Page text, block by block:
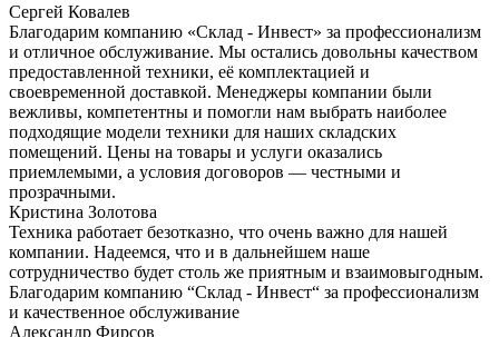
Сергей Ковалев
Благодарим компанию «Склад - Инвест» за профессионализм
и отличное обслуживание. Мы остались довольны качеством
предоставленной техники, её комплектацией и
своевременной доставкой. Менеджеры компании были
вежливы, компетентны и помогли нам выбрать наиболее
подходящие модели техники для наших складских
помещений. Цены на товары и услуги оказались
приемлемыми, а условия договоров — честными и
прозрачными.
Кристина Золотова
Техника работает безотказно, что очень важно для нашей
компании. Надеемся, что и в дальнейшем наше
сотрудничество будет столь же приятным и взаимовыгодным.
Благодарим компанию “Склад - Инвест“ за профессионализм
и качественное обслуживание
Александр Фирсов